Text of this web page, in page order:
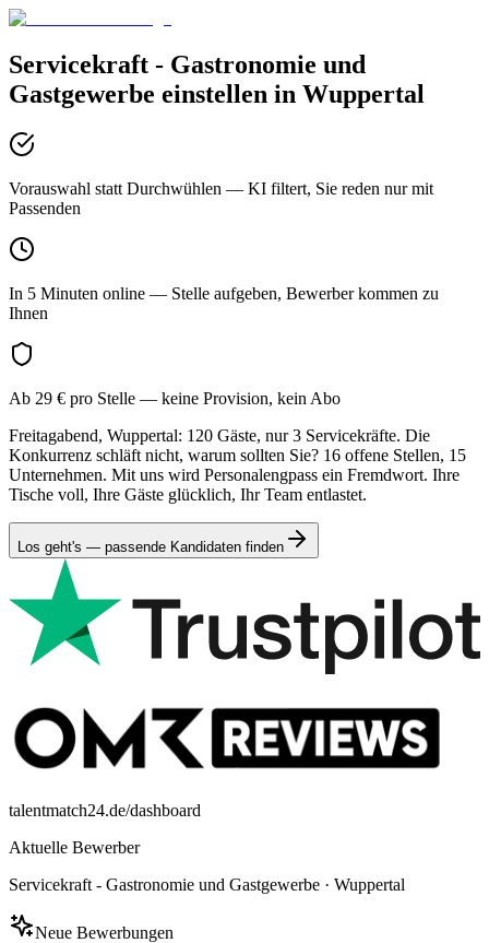
Servicekraft - Gastronomie und
Gastgewerbe einstellen in Wuppertal
Vorauswahl statt Durchwühlen — KI filtert, Sie reden nur mit
Passenden
In 5 Minuten online — Stelle aufgeben, Bewerber kommen zu
Ihnen
Ab 29 € pro Stelle — keine Provision, kein Abo
Freitagabend, Wuppertal: 120 Gäste, nur 3 Servicekräfte. Die
Konkurrenz schläft nicht, warum sollten Sie? 16 offene Stellen, 15
Unternehmen. Mit uns wird Personalengpass ein Fremdwort. Ihre
Tische voll, Ihre Gäste glücklich, Ihr Team entlastet.
Los geht's — passende Kandidaten finden
talentmatch24.de/dashboard
Aktuelle Bewerber
Servicekraft - Gastronomie und Gastgewerbe · Wuppertal
Neue Bewerbungen